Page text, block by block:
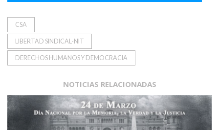
CSA
LIBERTAD SINDICAL-NIT
DERECHOS HUMANOS Y DEMOCRACIA
NOTICIAS RELACIONADAS